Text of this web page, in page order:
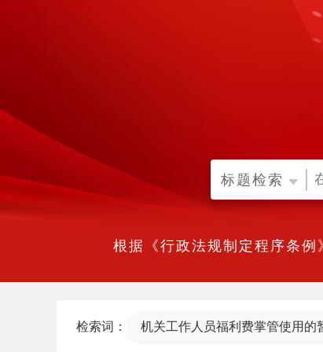
标题检索
根据《行政法规制定程序条
检索词： 机关工作人员福利费掌管使用的